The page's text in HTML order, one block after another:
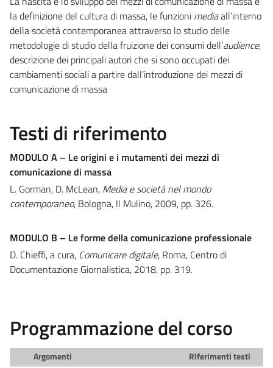
la definizione del cultura di massa, le funzioni mediaall’interno
della società contemporanea attraverso lo studio delle
metodologie di studio della fruizione dei consumi dell’audience,
descrizione dei principali autori che si sono occupati dei
cambiamenti sociali a partire dall’introduzione dei mezzi di
comunicazione di massa
Testi di riferimento
MODULO A – Le origini e i mutamenti dei mezzi di
comunicazione di massa
L. Gorman, D. McLean, Media e società nel mondo
contemporaneo, Bologna, Il Mulino, 2009, pp. 326.
MODULO B – Le forme della comunicazione professionale
D. Chieffi, a cura, Comunicare digitale, Roma, Centro di
Documentazione Giornalistica, 2018, pp. 319.
Programmazione del corso
Argomenti
Riferimenti testi